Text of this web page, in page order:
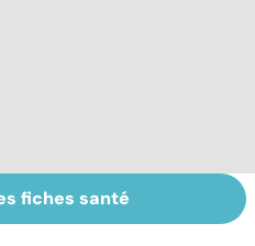
Cellulite : le mal
des femmes
fiches santé